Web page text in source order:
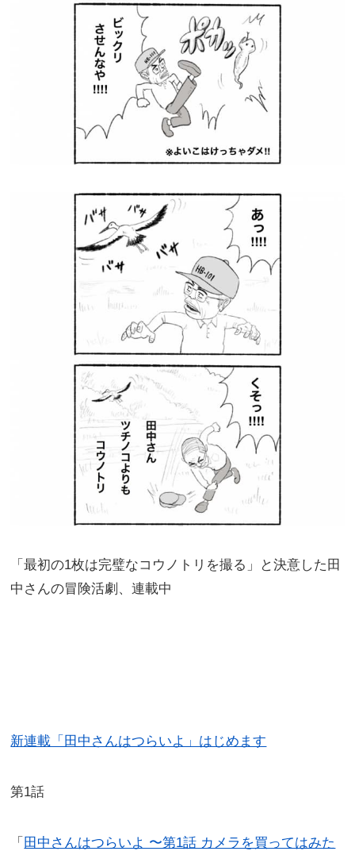
「最初の1枚は完璧なコウノトリを撮る」と決意した田
中さんの冒険活劇、連載中
新連載「田中さんはつらいよ」はじめます
第1話
「 田中さんはつらいよ 〜第1話 カメラを買ってはみた